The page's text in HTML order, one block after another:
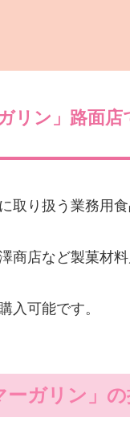
リン」路面
取り扱う業務用食
商店など製菓材料
入可能です。
ーガリン」